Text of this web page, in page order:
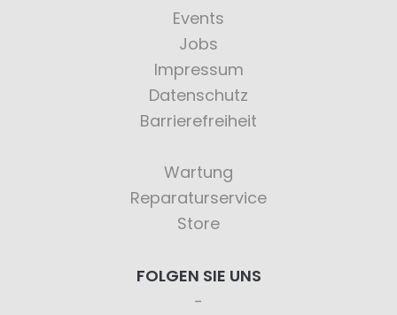
Events
Jobs
Impressum
Datenschutz
Barrierefreiheit
Wartung
Reparaturservice
Store
FOLGEN SIE UNS